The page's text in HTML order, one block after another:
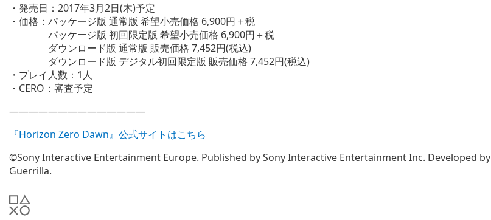
・発売日：2017年3月2日(木)予定
・価格：パッケージ版 通常版 希望小売価格 6,900円＋税
パッケージ版 初回限定版 希望小売価格 6,900円＋税
ダウンロード版 通常版 販売価格 7,452円(税込)
ダウンロード版 デジタル初回限定版 販売価格 7,452円(税込)
・プレイ人数：1人
・CERO：審査予定
——————————————
『Horizon Zero Dawn』公式サイトはこちら
©Sony Interactive Entertainment Europe. Published by Sony Interactive Entertainment Inc. Developed by
Guerrilla.